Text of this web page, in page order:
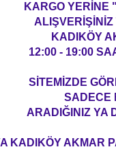
KARGO YERİNE
KADIKÖY
12:00 - 19:00
SİTEMİZDE
SADECE
ARADIĞINIZ YA
KADIKÖY AKMAR